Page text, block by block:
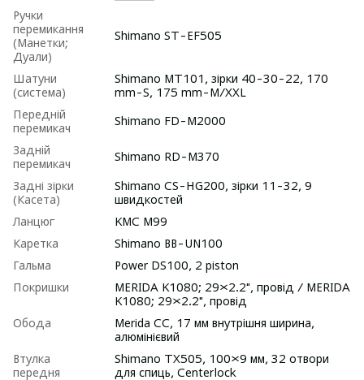
Ручки
перемикання
(Манетки;
Дуали)
Shimano ST-EF505
Шатуни
(система)
Shimano MT101, зірки 40-30-22, 170
mm-S, 175 mm-M/XXL
Передній
перемикач
Shimano FD-M2000
Задній
перемикач
Shimano RD-M370
Задні зірки
(Касета)
Shimano CS-HG200, зірки 11-32, 9
швидкостей
Ланцюг
KMC M99
Каретка
Shimano BB-UN100
Гальма
Power DS100, 2 piston
Покришки
MERIDA K1080; 29×2.2", провід / MERIDA
K1080; 29×2.2", провід
Обода
Merida CC, 17 мм внутрішня ширина,
алюмінієвий
Втулка
передня
Shimano TX505, 100×9 мм, 32 отвори
для спиць, Centerlock